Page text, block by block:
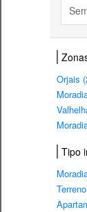
Orjais
Tipo